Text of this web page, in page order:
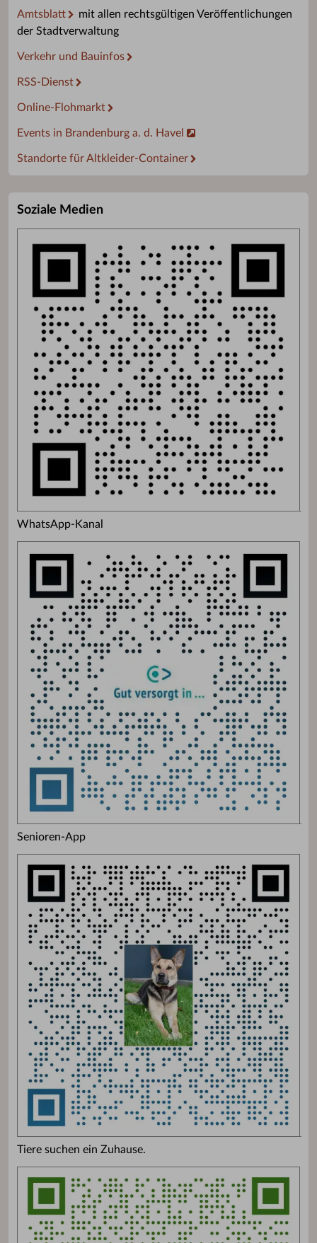
Amtsblatt
mit allen rechtsgültigen Veröffentlichungen
der Stadtverwaltung
Verkehr und Bauinfos
RSS-Dienst
Online-Flohmarkt
Events in Brandenburg a. d. Havel
Standorte für Altkleider-Container
Soziale Medien
WhatsApp-Kanal
Senioren-App
Tiere suchen ein Zuhause.